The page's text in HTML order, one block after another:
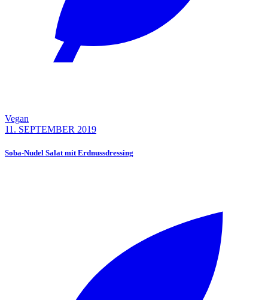
Vegan
11. SEPTEMBER 2019
Soba-Nudel Salat mit Erdnussdressing